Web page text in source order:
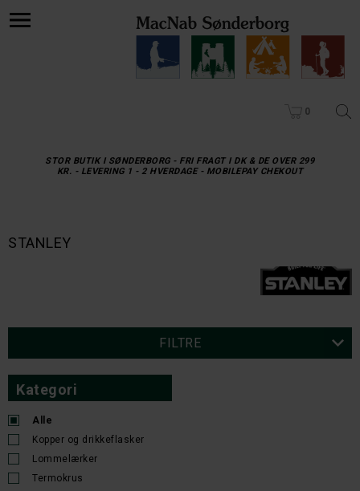
0
STOR BUTIK I SØNDERBORG - FRI FRAGT I DK & DE OVER 299
KR. - LEVERING 1 - 2 HVERDAGE - MOBILEPAY CHEKOUT
STANLEY
FILTRE
Kategori
Alle
Kopper og drikkeflasker
Lommelærker
Termokrus